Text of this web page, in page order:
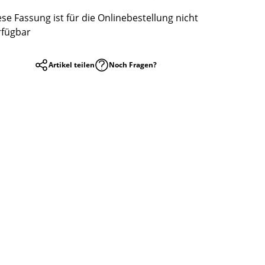
Fassung ist für die Onlinebestellung nicht
Artikel teilen Noch Fragen?